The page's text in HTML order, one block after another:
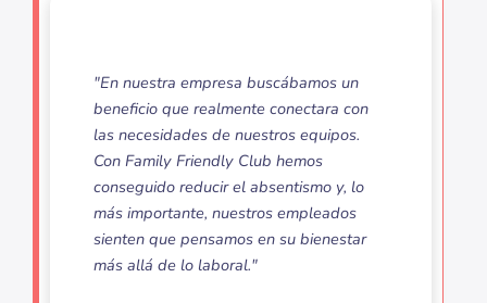
"En nuestra empresa buscábamos un
beneficio que realmente conectara con
las necesidades de nuestros equipos.
Con Family Friendly Club hemos
conseguido reducir el absentismo y, lo
más importante, nuestros empleados
sienten que pensamos en su bienestar
más allá de lo laboral."